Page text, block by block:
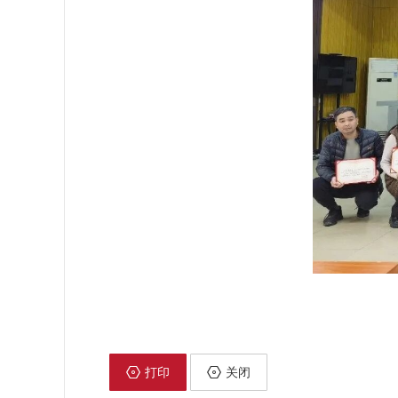
打印 关闭